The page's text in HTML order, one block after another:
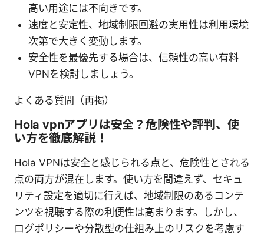
高い用途には不向きです。
速度と安定性、地域制限回避の実用性は利用環境
次第で大きく変動します。
安全性を最優先する場合は、信頼性の高い有料
VPNを検討しましょう。
よくある質問（再掲）
Hola vpnアプリは安全？危険性や評判、使
い方を徹底解説！
Hola VPNは安全と感じられる点と、危険性とされる
点の両方が混在します。使い方を間違えず、セキュ
リティ設定を適切に行えば、地域制限のあるコンテ
ンツを視聴する際の利便性は高まります。しかし、
ログポリシーや分散型の仕組み上のリスクを考慮す